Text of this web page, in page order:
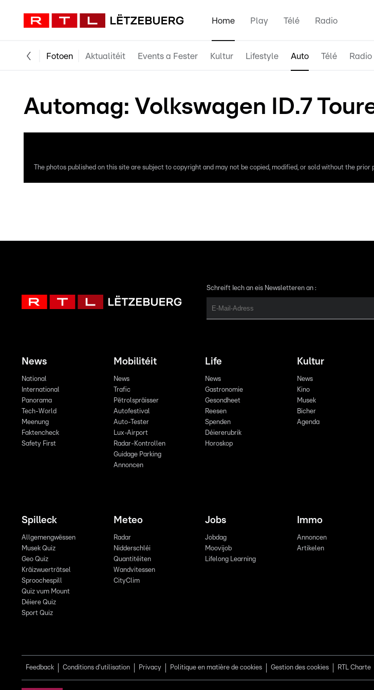
Home Play Télé Radio
Fotoen Aktualitéit Events a Fester Kultur Lifestyle Auto Télé Radio
Automag: Volkswagen ID.7
The photos published on this site are subject to copyright and may not be copied, modified, or sold without the
Schreift Iech an eis Newsletteren an :
News
National
International
Panorama
Tech-World
Meenung
Faktencheck
Safety First
Mobilitéit
News
Trafic
Pëtrolspräisser
Autofestival
Auto-Tester
Lux-Airport
Radar-Kontrollen
Guidage Parking
Annoncen
Life
News
Gastronomie
Gesondheet
Reesen
Spenden
Déiererubrik
Horoskop
Kultur
News
Kino
Musek
Bicher
Agenda
Spilleck
Allgemengwëssen
Musek Quiz
Geo Quiz
Kräizwuerträtsel
Sproochespill
Quiz vum Mount
Déiere Quiz
Sport Quiz
Meteo
Radar
Nidderschléi
Quantitéiten
Wandvitessen
CityClim
Jobs
Jobdag
Moovijob
Lifelong Learning
Immo
Annoncen
Artikelen
Feedback Conditions d'utilisation Privacy Politique en matière de cookies Gestion des cookies RTL Charte